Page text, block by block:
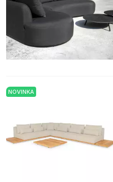
NOVINKA